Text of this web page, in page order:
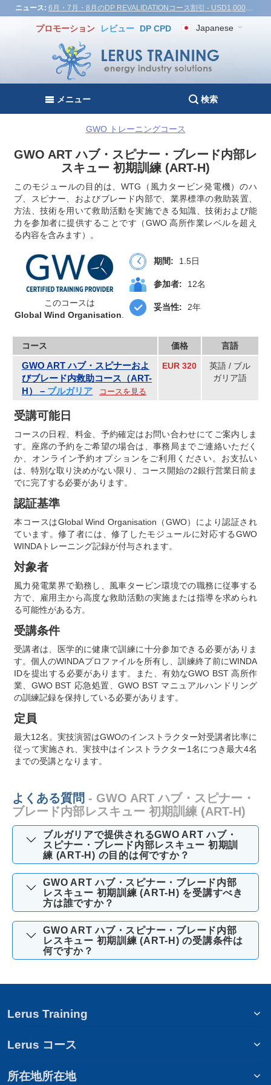
ニュース: 6月・7月・8月のDP REVALIDATIONコース割引 - USD1,000！ベトナム、トルコ、マレーシア
プロモーション レビュー DP CPD Japanese
メニュー 検索
GWO トレーニングコース
GWO ART ハブ・スピナー・ブレード内部レ
スキュー 初期訓練 (ART-H)
このモジュールの目的は、WTG（風力タービン発電機）のハ
ブ、スピナー、およびブレード内部で、業界標準の救助装置、
方法、技術を用いて救助活動を実施できる知識、技術および能
力を参加者に提供することです（GWO 高所作業レベルを超え
る内容を含みます）。
このコースは
Global Wind Organisation
期間: 1.5日
参加者: 12名
妥当性: 2年
コース 価格 言語
GWO ART ハブ・スピナーおよ
びブレード内救助コース（ART-
H） – ブルガリア コースを見る
EUR 320
英語 / ブル
ガリア語
受講可能日
コースの日程、料金、予約確定はお問い合わせにてご案内しま
す。座席の予約をご希望の場合は、事務局までご連絡いただく
か、オンライン予約オプションをご利用ください。お支払い
は、特別な取り決めがない限り、コース開始の2銀行営業日前ま
でに完了する必要があります。
認証基準
本コースはGlobal Wind Organisation（GWO）により認証され
ています。修了者には、修了したモジュールに対応するGWO
WINDAトレーニング記録が付与されます。
対象者
風力発電業界で勤務し、風車タービン環境での職務に従事する
方で、雇用主から高度な救助活動の実施または指導を求められ
る可能性がある方。
受講条件
受講者は、医学的に健康で訓練に十分参加できる必要がありま
す。個人のWINDAプロファイルを所有し、訓練終了前にWINDA
IDを提出する必要があります。また、有効なGWO BST 高所作
業、GWO BST 応急処置、GWO BST マニュアルハンドリング
の訓練記録を保持している必要があります。
定員
最大12名。実技演習はGWOのインストラクター対受講者比率に
従って実施され、実技中はインストラクター1名につき最大4名
までの受講となります。
よくある質問 - GWO ART ハブ・スピナー・
ブレード内部レスキュー 初期訓練 (ART-H)
ブルガリアで提供されるGWO ART ハブ・
スピナー・ブレード内部レスキュー 初期訓
練 (ART-H) の目的は何ですか？
GWO ART ハブ・スピナー・ブレード内部
レスキュー 初期訓練 (ART-H) を受講すべき
方は誰ですか？
GWO ART ハブ・スピナー・ブレード内部
レスキュー 初期訓練 (ART-H) の受講条件は
何ですか？
Lerus Training
Lerus コース
所在地所在地